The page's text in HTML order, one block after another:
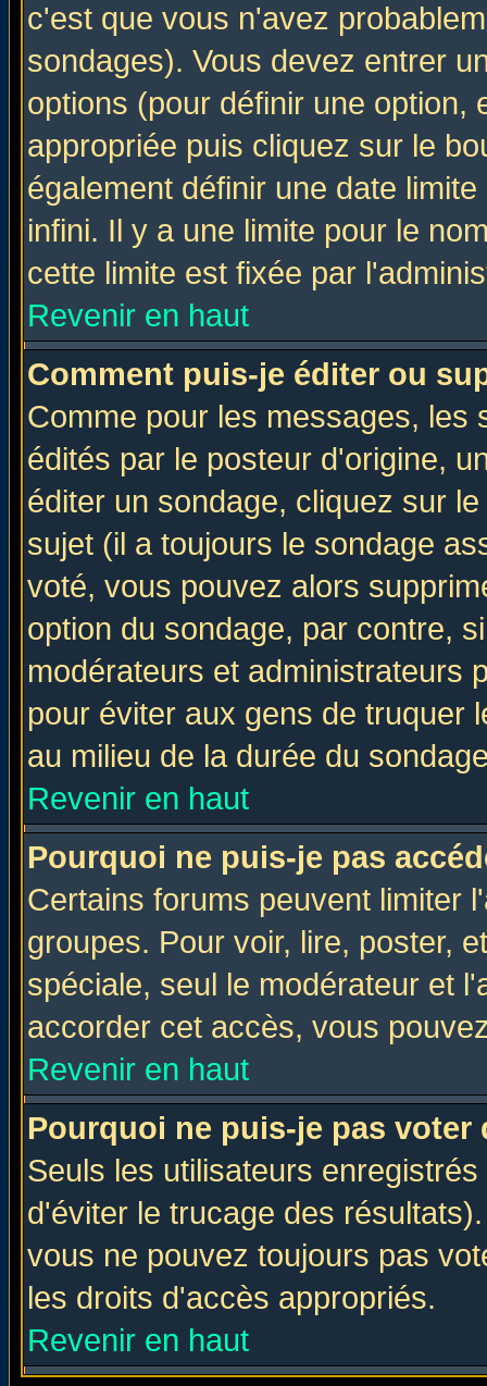
c'est que vous n'avez
sondages). Vous devez entrer
options (pour définir une option,
appropriée puis cliquez sur le
également définir une date
infini. Il y a une limite pour le
cette limite est fixée par
Revenir en haut
Comment puis-je éditer ou
Comme pour les messages, les
édités par le posteur d'origine,
éditer un sondage, cliquez sur
sujet (il a toujours le sondage
voté, vous pouvez alors
option du sondage, par contre,
modérateurs et administrateurs
pour éviter aux gens de truquer
au milieu de la durée du
Revenir en haut
Pourquoi ne puis-je pas
Certains forums peuvent limiter
groupes. Pour voir, lire, poster,
spéciale, seul le modérateur et
accorder cet accès, vous
Revenir en haut
Pourquoi ne puis-je pas voter
Seuls les utilisateurs
d'éviter le trucage des
vous ne pouvez toujours pas
les droits d'accès appropriés.
Revenir en haut